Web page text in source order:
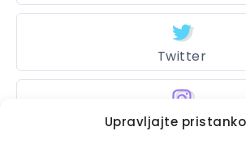
Upravljajte
Twitter
Instagram